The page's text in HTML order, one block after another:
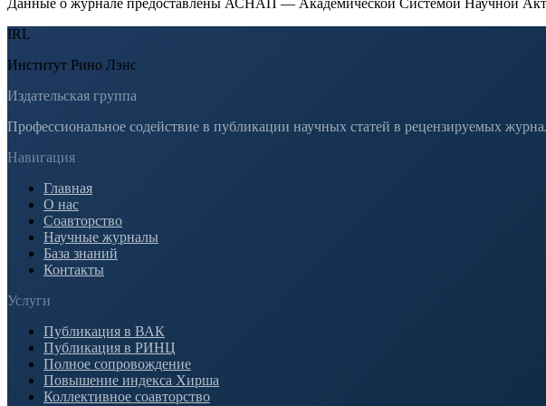
Данные о журнале предоставлены АСНАП — Академической Системой Научной
IRL
Институт Рино Лэнс
Издательская группа
Профессиональное содействие в публикации научных статей в рецензируемых
Навигация
Главная
О нас
Соавторство
Научные журналы
База знаний
Контакты
Услуги
Публикация в ВАК
Публикация в РИНЦ
Полное сопровождение
Повышение индекса Хирша
Коллективное соавторство